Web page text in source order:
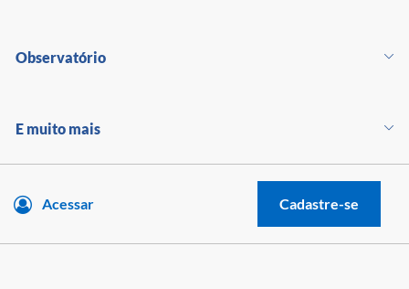
Observatório
E muito mais
Acessar Cadastre-se